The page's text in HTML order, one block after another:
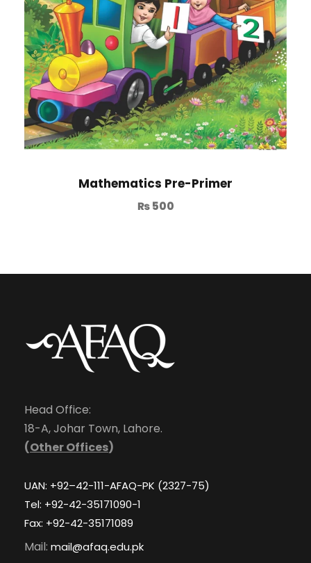
Mathematics Pre-Primer
₨500
Head Office:
18-A, Johar Town, Lahore.
(Other Offices)
UAN: +92–42-111-AFAQ-PK (2327-75)
Tel: +92-42-35171090-1
Fax: +92-42-35171089
Mail: mail@afaq.edu.pk